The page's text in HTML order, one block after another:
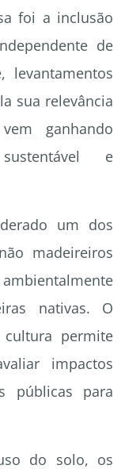
foi a inclusão
de
levantamentos
sua relevância
ganhando
e
um dos
madeireiros
nativas. O
cultura permite
impactos
públicas para
do solo, os